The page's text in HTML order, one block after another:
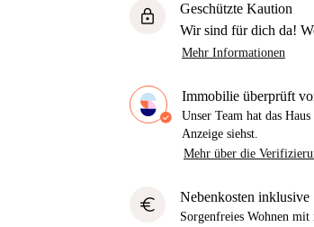
lock
Geschützte Kaution
Wir sind für dich da!
Mehr Informationen
Immobilie überprüft
Unser Team hat das
Anzeige siehst.
Mehr über die
euro Nebenkosten inklusive
Sorgenfreies Wohnen